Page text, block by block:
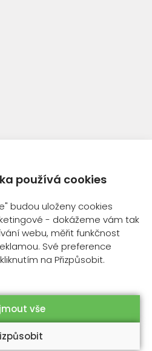
používá cookies
budou uloženy cookies
- dokážeme vám tak
webu, měřit funkčnost
Své preference
na Přizpůsobit.
vše
FARM
S.R.O.